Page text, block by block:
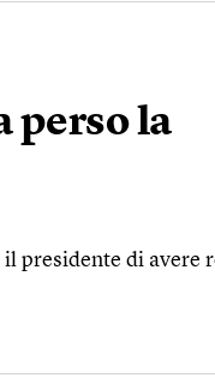
perso la
presidente di avere